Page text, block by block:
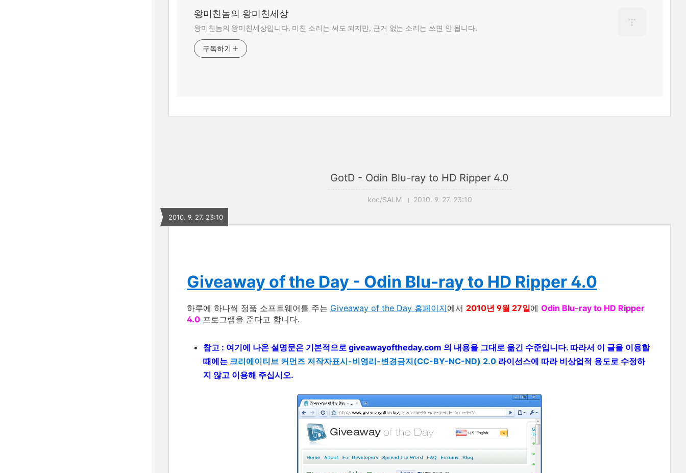
왕미친놈의 왕미친세상
왕미친놈의 왕미친세상입니다. 미친 소리는 써도 되지만, 근거 없는 소리는 쓰면 안 됩니다.
구독하기
GotD - Odin Blu-ray to HD Ripper 4.0
koc/SALM 2010. 9. 27. 23:10
2010. 9. 27. 23:10
Giveaway of the Day - Odin Blu-ray to HD Ripper 4.0
하루에 하나씩 정품 소프트웨어를 주는 Giveaway of the Day 홈페이지에서 2010년 9월 27일에 Odin Blu-ray to HD Ripper
4.0 프로그램을 준다고 합니다.
참고 : 여기에 나온 설명문은 기본적으로 giveawayoftheday.com 의 내용을 그대로 옮긴 수준입니다. 따라서 이 글을 이용할
때에는 크리에이티브 커먼즈 저작자표시-비영리-변경금지(CC-BY-NC-ND) 2.0 라이선스에 따라 비상업적 용도로 수정하
지 않고 이용해 주십시오.